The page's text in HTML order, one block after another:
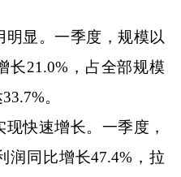
显。一季度，规模以
长21.0%，占全部规模
。
快速增长。一季度，
润同比增长47.4%，拉